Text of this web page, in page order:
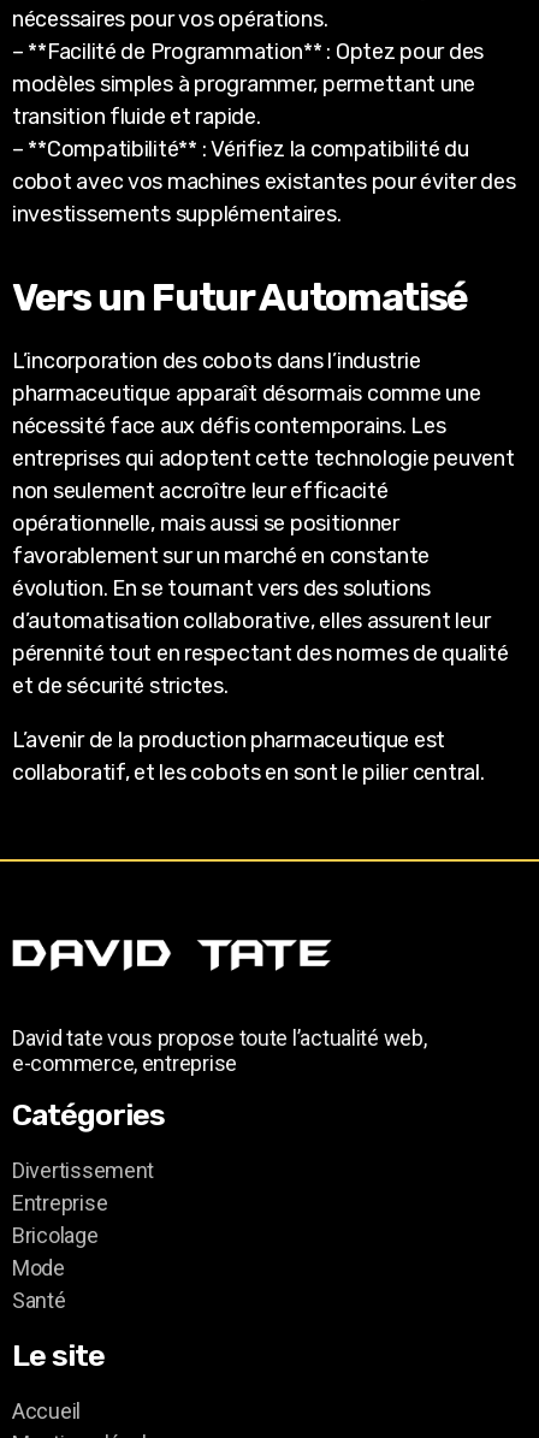
nécessaires pour vos opérations.
– **Facilité de Programmation** : Optez pour des
modèles simples à programmer, permettant une
transition fluide et rapide.
– **Compatibilité** : Vérifiez la compatibilité du
cobot avec vos machines existantes pour éviter des
investissements supplémentaires.
Vers un Futur Automatisé
L’incorporation des cobots dans l’industrie
pharmaceutique apparaît désormais comme une
nécessité face aux défis contemporains. Les
entreprises qui adoptent cette technologie peuvent
non seulement accroître leur efficacité
opérationnelle, mais aussi se positionner
favorablement sur un marché en constante
évolution. En se tournant vers des solutions
d’automatisation collaborative, elles assurent leur
pérennité tout en respectant des normes de qualité
et de sécurité strictes.
L’avenir de la production pharmaceutique est
collaboratif, et les cobots en sont le pilier central.
David tate vous propose toute l’actualité web,
e-commerce, entreprise
Catégories
Divertissement
Entreprise
Bricolage
Mode
Santé
Le site
Accueil